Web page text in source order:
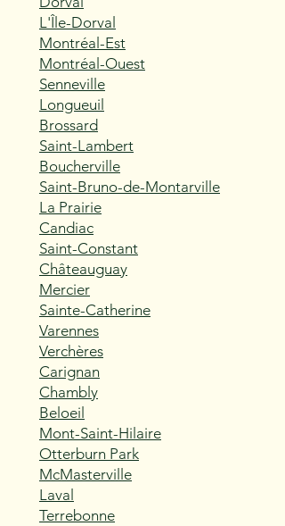
L'Île-Dorval
Montréal-Est
Montréal-Ouest
Senneville
Longueuil
Brossard
Saint-Lambert
Boucherville
Saint-Bruno-de-Montarville
La Prairie
Candiac
Saint-Constant
Châteauguay
Mercier
Sainte-Catherine
Varennes
Verchères
Carignan
Chambly
Beloeil
Mont-Saint-Hilaire
Otterburn Park
McMasterville
Laval
Terrebonne